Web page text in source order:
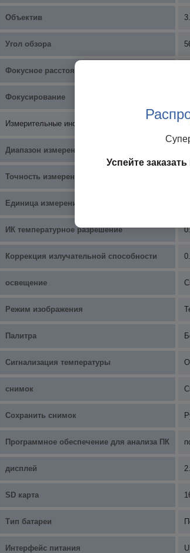
Объектив
Угол обзора
Фокусное расстояние
Фокусирование
Измерительные инструменты
Диапазон измерения
Точность измерения
Единица измерения температуры
ИК температурное разрешение
Коррекция излучательной способности
освещение
Режим изображения
Палитра
Сигнализация температуры
снимок
Сохранить снимок
Программное обеспечение для анализа ПК
дисплей
SD карта
Тип батареи
Интерфейс питания
Успейте